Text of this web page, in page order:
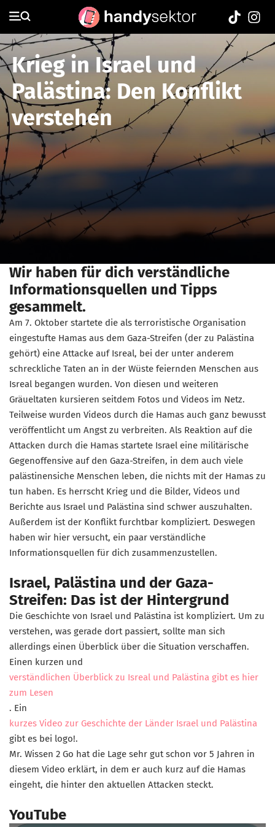
Krieg in Israel und
Palästina: Den Konflikt
verstehen
Wir haben für dich verständliche
Informationsquellen und Tipps
gesammelt.
Am 7. Oktober startete die als terroristische Organisation
eingestufte Hamas aus dem Gaza-Streifen (der zu Palästina
gehört) eine Attacke auf Isreal, bei der unter anderem
schreckliche Taten an in der Wüste feiernden Menschen aus
Isreal begangen wurden. Von diesen und weiteren
Gräueltaten kursieren seitdem Fotos und Videos im Netz.
Teilweise wurden Videos durch die Hamas auch ganz bewusst
veröffentlicht um Angst zu verbreiten. Als Reaktion auf die
Attacken durch die Hamas startete Israel eine militärische
Gegenoffensive auf den Gaza-Streifen, in dem auch viele
palästinensiche Menschen leben, die nichts mit der Hamas zu
tun haben. Es herrscht Krieg und die Bilder, Videos und
Berichte aus Israel und Palästina sind schwer auszuhalten.
Außerdem ist der Konflikt furchtbar kompliziert. Deswegen
haben wir hier versucht, ein paar verständliche
Informationsquellen für dich zusammenzustellen.
Israel, Palästina und der Gaza-
Streifen: Das ist der Hintergrund
Die Geschichte von Israel und Palästina ist kompliziert. Um zu
verstehen, was gerade dort passiert, sollte man sich
allerdings einen Überblick über die Situation verschaffen.
Einen kurzen und
verständlichen Überblick zu Isreal und Palästina gibt es hier
zum Lesen
. Ein
kurzes Video zur Geschichte der Länder Israel und Palästina
gibt es bei logo!.
Mr. Wissen 2 Go hat die Lage sehr gut schon vor 5 Jahren in
diesem Video erklärt, in dem er auch kurz auf die Hamas
eingeht, die hinter den aktuellen Attacken steckt.
YouTube